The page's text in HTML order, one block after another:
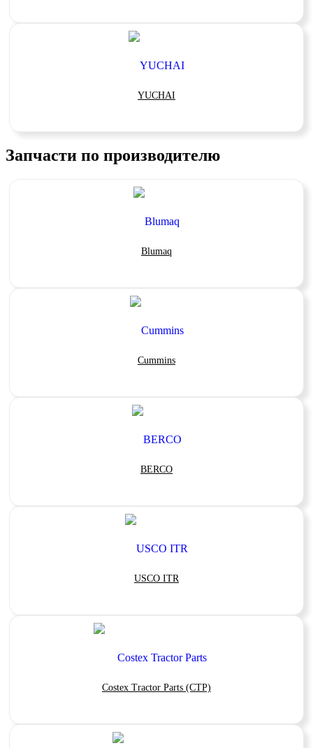
YUCHAI
Запчасти по производителю
Blumaq
Cummins
BERCO
USCO ITR
Costex Tractor Parts (CTP)